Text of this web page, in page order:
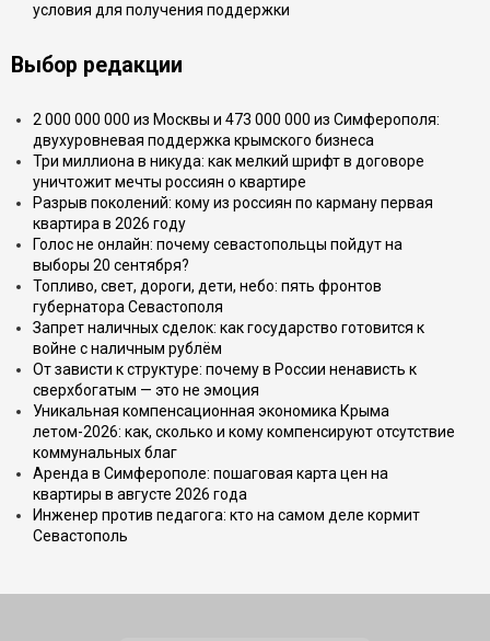
условия для получения поддержки
Выбор редакции
2 000 000 000 из Москвы и 473 000 000 из Симферополя:
двухуровневая поддержка крымского бизнеса
Три миллиона в никуда: как мелкий шрифт в договоре
уничтожит мечты россиян о квартире
Разрыв поколений: кому из россиян по карману первая
квартира в 2026 году
Голос не онлайн: почему севастопольцы пойдут на
выборы 20 сентября?
Топливо, свет, дороги, дети, небо: пять фронтов
губернатора Севастополя
Запрет наличных сделок: как государство готовится к
войне с наличным рублём
От зависти к структуре: почему в России ненависть к
сверхбогатым — это не эмоция
Уникальная компенсационная экономика Крыма
летом-2026: как, сколько и кому компенсируют отсутствие
коммунальных благ
Аренда в Симферополе: пошаговая карта цен на
квартиры в августе 2026 года
Инженер против педагога: кто на самом деле кормит
Севастополь